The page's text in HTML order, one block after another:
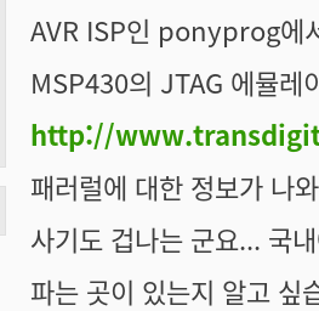
AVR ISP인 ponyprog에
MSP430의 JTAG 에뮬레
http://
패러럴에 대한 정보가 나
사기도 겁나는 군요... 국
파는 곳이 있는지 알고 싶